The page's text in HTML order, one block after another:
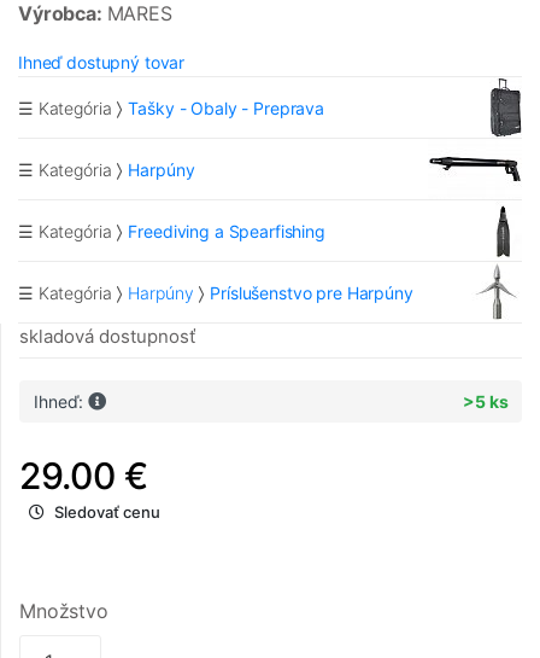
Výrobca: MARES
Ihneď dostupný tovar
☰ Kategória Tašky - Obaly - Preprava
☰ Kategória Harpúny
☰ Kategória Freediving a Spearfishing
☰ Kategória Harpúny Príslušenstvo pre Harpúny
skladová dostupnosť
Ihneď: >5 ks
29.00 €
Sledovať cenu
Množstvo